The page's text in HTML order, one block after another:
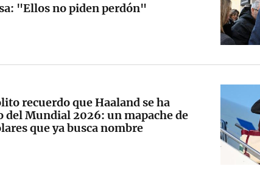
"Ellos no piden perdón"
recuerdo que Haaland se ha
del Mundial 2026: un mapache de
que ya busca nombre